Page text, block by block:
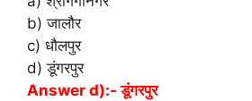
b) जालौर
c) धौलपुर
d) डूंगरपुर
Answer d):- डूंगरपुर